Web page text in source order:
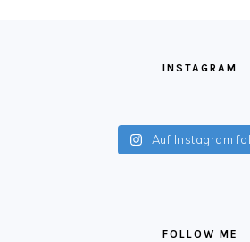
INSTAGRAM
Auf Instagram
FOLLOW ME